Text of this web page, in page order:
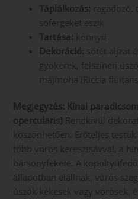
Táplálkozás:
sóférgeket eszik
Tartása: könnyű
Dekoráció: sötét aljzat
gyökerek, felszínen
májmoha (Riccia fluitans
Megjegyzés: Kínai
opercularis) Rendkívül
köszönhetően. Erőteljes
több vörös keresztsávval, a
bársonyfekete. A
állapotban elállnak, vörös
úszók kékesek vagy vörösek,